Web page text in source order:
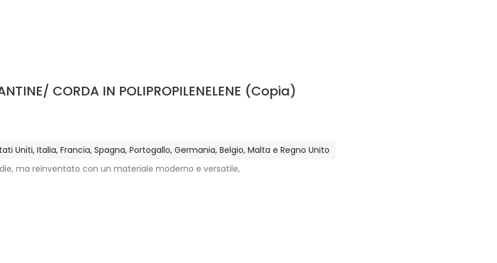
CORDA IN POLIPROPILENELENE (Copia)
Uniti, Italia, Francia, Spagna, Portogallo, Germania, Belgio, Malta e Regno Unito
ma reinventato con un materiale moderno e versatile,